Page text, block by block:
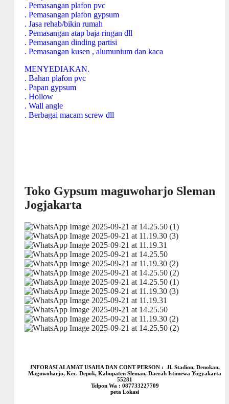
. Pemasangan plafon pvc
. Pemasangan plafon gypsum
. Jasa rehab/bikin rumah
. Pemasangan atap baja ringan dll
. Pemasangan dinding partisi
. Pemasangan kusen , alumunium dan kaca
MENYEDIAKAN.
. Bahan plafon pvc
. Papan gypsum
. Hollow
. Wall angle
. Berbagai macam screw dll
Toko Gypsum maguwoharjo Sleman
Jogjakarta
INFORASI ALAMAT USAHA DAN CONT PERSON : Jl. Stadion, Denokan,
Maguwoharjo, Kec. Depok, Kabupaten Sleman, Daerah Istimewa Yogyakarta
55281
Telpon Wa : 087733227709
peta Lokasi